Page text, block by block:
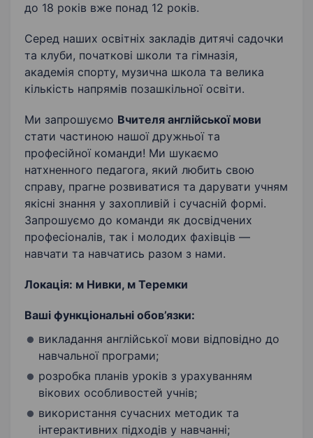
до 18 років вже понад 12 років.
Серед наших освітніх закладів дитячі садочки
та клуби, початкові школи та гімназія,
академія спорту, музична школа та велика
кількість напрямів позашкільної освіти.
Ми запрошуємо Вчителя англійської мови
стати частиною нашої дружньої та
професійної команди! Ми шукаємо
натхненного педагога, який любить свою
справу, прагне розвиватися та дарувати учням
якісні знання у захопливій і сучасній формі.
Запрошуємо до команди як досвідчених
професіоналів, так і молодих фахівців —
навчати та навчатись разом з нами.
Локація: м Нивки, м Теремки
Ваші функціональні обов’язки:
викладання англійської мови відповідно до
навчальної програми;
розробка планів уроків з урахуванням
вікових особливостей учнів;
використання сучасних методик та
інтерактивних підходів у навчанні;